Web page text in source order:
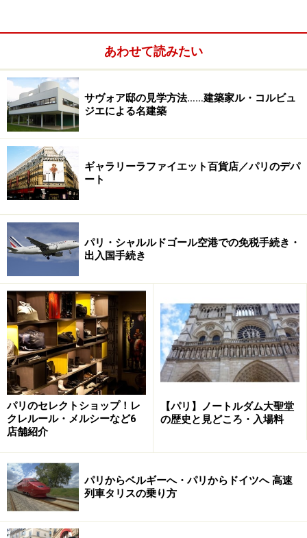
1830年に起きた7月革命を描いた「民衆を導く自由の女
神」は、ルーヴル美術館で見られる彼の代表作ですの
で、ここを訪れる前に見ておきたい作品です。それか
ら、この場所にアトリエと住居を構えるきっかけとなっ
たサンシュルピス教会の壁画「ヤコブと天使の戦い」を
見ておくことも忘れずに。
アトリエ兼住居を改装した美術館
中庭でひと休み (c) Paris Tourist Office - Photographer :
Amelie Dupont
ドラクロワが1857年から息を引き取る1863年まで晩年を
過ごした場所であり、サロン、アトリエ、庭園はそれぞ
あわせて読みたい
サヴォア邸の見学方法……建築家ル・コルビュ
ジエによる名建築
ギャラリーラファイエット百貨店／パリのデパ
ート
パリ・シャルルドゴール空港での免税手続き・
出入国手続き
パリのセレクトショップ！レ
クレルール・メルシーなど6
店舗紹介
【パリ】ノートルダム大聖堂
の歴史と見どころ・入場料
パリからベルギーへ・パリからドイツへ 高速
列車タリスの乗り方